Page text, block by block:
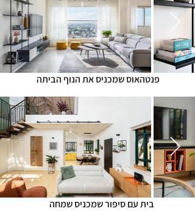
פנטהאוס שמכניס את הנוף הביתה
בית עם סיפור שמכניס שמחה